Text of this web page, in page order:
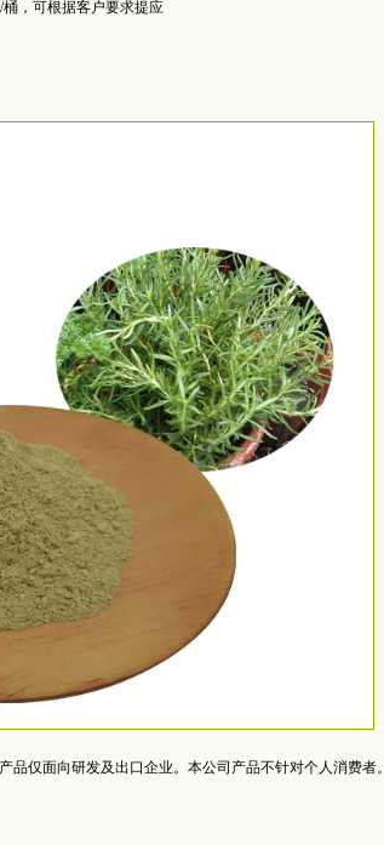
桶，可根据客户要求提应
品仅面向研发及出口企业。本公司产品不针对个人消费者。